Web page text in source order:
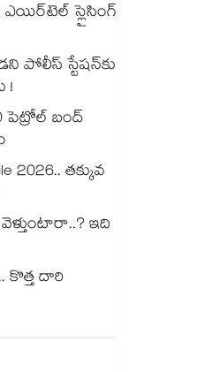
ఎయిర్‌టెల్ స్లైసింగ్
పోలీస్ స్టేషన్⁪కు
!
పెట్రోల్ బంద్
2026.. తక్కువ
ఇది
కొత్త దారి